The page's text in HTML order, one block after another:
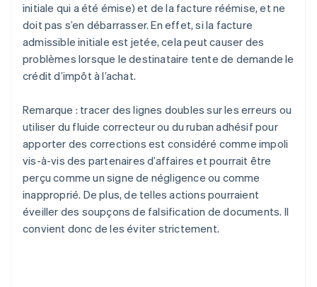
initiale qui a été émise) et de la facture réémise, et ne
doit pas s’en débarrasser. En effet, si la facture
admissible initiale est jetée, cela peut causer des
problèmes lorsque le destinataire tente de demande le
crédit d’impôt à l’achat.
Remarque : tracer des lignes doubles sur les erreurs ou
utiliser du fluide correcteur ou du ruban adhésif pour
apporter des corrections est considéré comme impoli
vis-à-vis des partenaires d’affaires et pourrait être
perçu comme un signe de négligence ou comme
inapproprié. De plus, de telles actions pourraient
éveiller des soupçons de falsification de documents. Il
convient donc de les éviter strictement.